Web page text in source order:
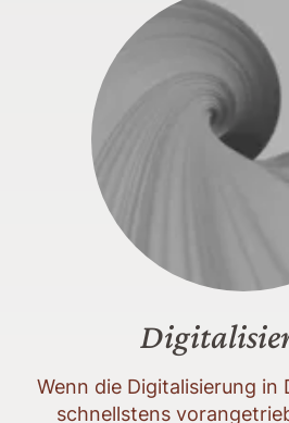
Wenn die Digitalisierung in
schnellstens